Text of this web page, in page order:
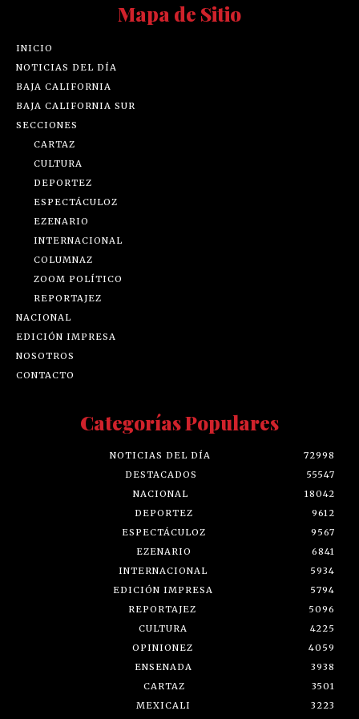
Mapa de Sitio
INICIO
NOTICIAS DEL DÍA
BAJA CALIFORNIA
BAJA CALIFORNIA SUR
SECCIONES
CARTAZ
CULTURA
DEPORTEZ
ESPECTÁCULOZ
EZENARIO
INTERNACIONAL
COLUMNAZ
ZOOM POLÍTICO
REPORTAJEZ
NACIONAL
EDICIÓN IMPRESA
NOSOTROS
CONTACTO
Categorías Populares
NOTICIAS DEL DÍA
72998
DESTACADOS
55547
NACIONAL
18042
DEPORTEZ
9612
ESPECTÁCULOZ
9567
EZENARIO
6841
INTERNACIONAL
5934
EDICIÓN IMPRESA
5794
REPORTAJEZ
5096
CULTURA
4225
OPINIONEZ
4059
ENSENADA
3938
CARTAZ
3501
MEXICALI
3223